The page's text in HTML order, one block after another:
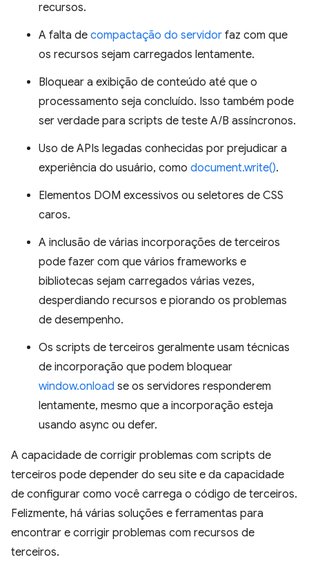
recursos.
A falta de compactação do servidor faz com que
os recursos sejam carregados lentamente.
Bloquear a exibição de conteúdo até que o
processamento seja concluído. Isso também pode
ser verdade para scripts de teste A/B assíncronos.
Uso de APIs legadas conhecidas por prejudicar a
experiência do usuário, como document.write().
Elementos DOM excessivos ou seletores de CSS
caros.
A inclusão de várias incorporações de terceiros
pode fazer com que vários frameworks e
bibliotecas sejam carregados várias vezes,
desperdiando recursos e piorando os problemas
de desempenho.
Os scripts de terceiros geralmente usam técnicas
de incorporação que podem bloquear
window.onload se os servidores responderem
lentamente, mesmo que a incorporação esteja
usando async ou defer.
A capacidade de corrigir problemas com scripts de
terceiros pode depender do seu site e da capacidade
de configurar como você carrega o código de terceiros.
Felizmente, há várias soluções e ferramentas para
encontrar e corrigir problemas com recursos de
terceiros.